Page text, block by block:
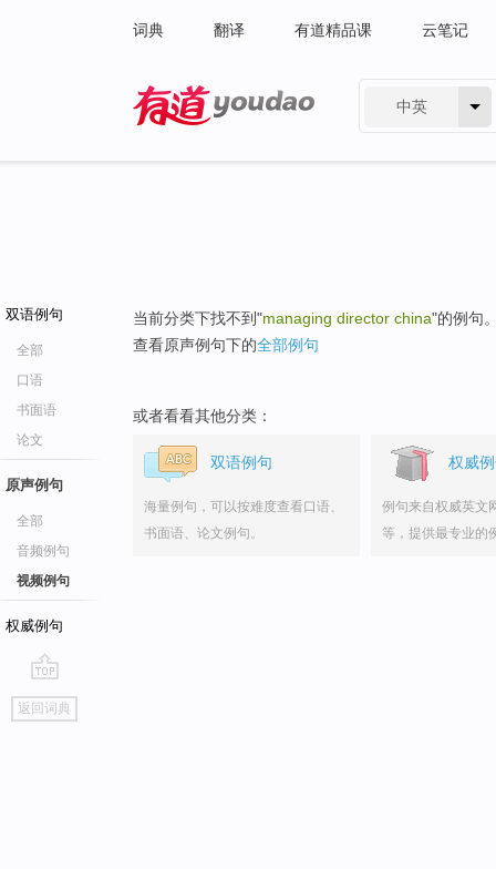
词典 翻译 有道精品课 云笔记
中英
双语例句
全部
口语
书面语
论文
原声例句
全部
音频例句
视频例句
权威例句
go
top
返回词典
当前分类下找不到"managing director china"的例句
查看原声例句下的全部例句
或者看看其他分类：
双语例句
海量例句，可以按难度查看口语、
书面语、论文例句。
权威
例句来自权威英文
等，提供最专业的